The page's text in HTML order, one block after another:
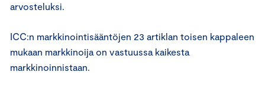
arvosteluksi.
ICC:n markkinointisääntöjen 23 artiklan toisen kappaleen
mukaan markkinoija on vastuussa kaikesta
markkinoinnistaan.